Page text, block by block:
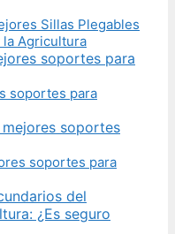
Sillas Plegables
la Agricultura
soportes para
soportes para